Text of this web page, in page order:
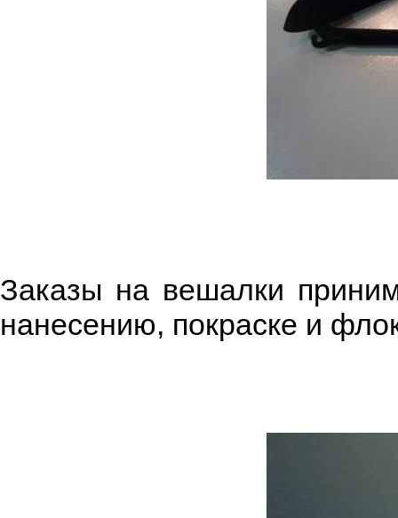
Заказы на вешалки
нанесению, покраске и